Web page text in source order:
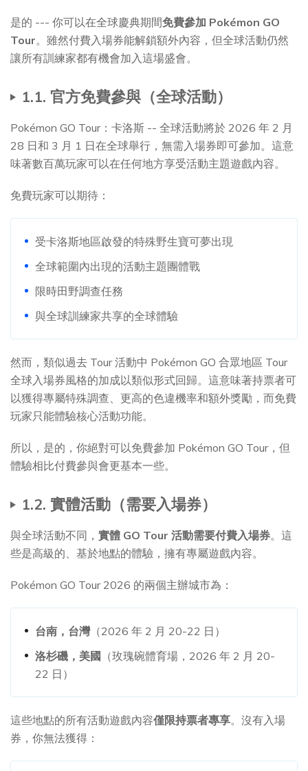
是的 --- 你可以在全球慶典期間免費參加 Pokémon GO
Tour。雖然付費入場券能解鎖額外內容，但全球活動仍然
讓所有訓練家都有機會加入這場盛會。
1.1. 官方免費參與（全球活動）
Pokémon GO Tour：卡洛斯 -- 全球活動將於 2026 年 2 月
28 日和 3 月 1 日在全球舉行，無需入場券即可參加。這意
味著數百萬玩家可以在任何地方享受活動主題遊戲內容。
免費玩家可以期待：
受卡洛斯地區啟發的特殊野生寶可夢出現
全球範圍內出現的活動主題團體戰
限時田野調查任務
與全球訓練家共享的全球體驗
然而，類似過去 Tour 活動中 Pokémon GO 合眾地區 Tour
全球入場券風格的加成以類似形式回歸。這意味著持票者可
以獲得專屬特殊調查、更高的色違機率和額外獎勵，而免費
玩家只能體驗核心活動功能。
所以，是的，你絕對可以免費參加 Pokémon GO Tour，但
體驗相比付費參與會更基本一些。
1.2. 實體活動（需要入場券）
與全球活動不同， 實體 GO Tour 活動需要付費入場券。這
些是高級的、基於地點的體驗，擁有專屬遊戲內容。
Pokémon GO Tour 2026 的兩個主辦城市為：
台南，台灣（2026 年 2 月 20-22 日）
洛杉磯，美國 （玫瑰碗體育場，2026 年 2 月 20-
22 日）
這些地點的所有活動遊戲內容僅限持票者專享。沒有入場
券，你無法獲得：